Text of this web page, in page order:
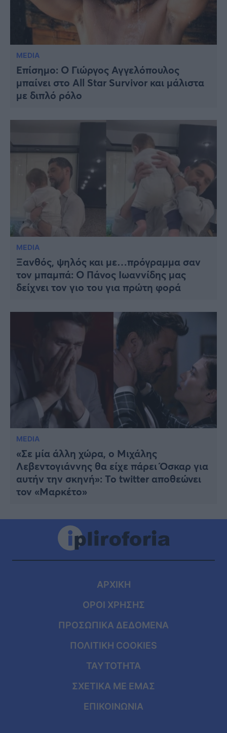
MEDIA
Επίσημο: Ο Γιώργος Αγγελόπουλος
μπαίνει στο All Star Survivor και μάλιστα
με διπλό ρόλο
MEDIA
Ξανθός, ψηλός και με…πρόγραμμα σαν
τον μπαμπά: Ο Πάνος Ιωαννίδης μας
δείχνει τον γιο του για πρώτη φορά
MEDIA
«Σε μία άλλη χώρα, ο Μιχάλης
Λεβεντογιάννης θα είχε πάρει Όσκαρ για
αυτήν την σκηνή»: Το twitter αποθεώνει
τον «Μαρκέτο»
ΑΡΧΙΚΗ
ΟΡΟΙ ΧΡΗΣΗΣ
ΠΡΟΣΩΠΙΚΑ ΔΕΔΟΜΕΝΑ
ΠΟΛΙΤΙΚΗ COOKIES
ΤΑΥΤΟΤΗΤΑ
ΣΧΕΤΙΚΑ ΜΕ ΕΜΑΣ
ΕΠΙΚΟΙΝΩΝΙΑ